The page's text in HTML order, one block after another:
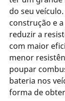
do seu
construção e
reduzir a
com maior
menor
poupar
bateria nos
forma de